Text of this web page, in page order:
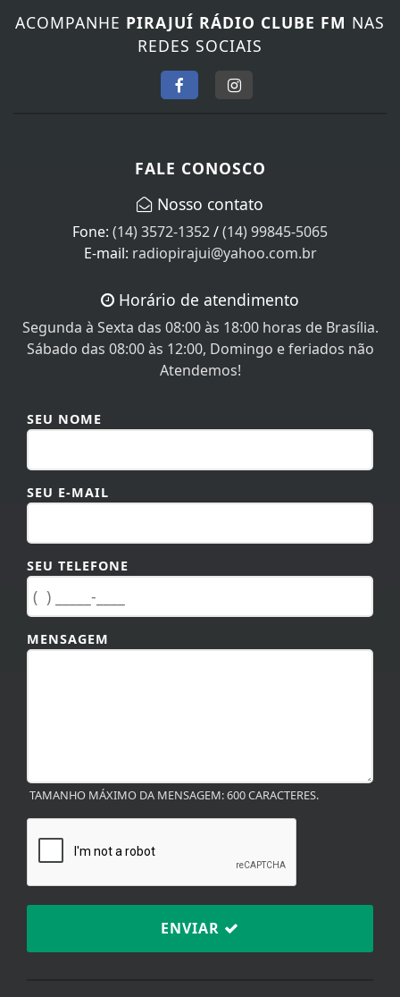
ACOMPANHE PIRAJUÍ RÁDIO CLUBE FM NAS
REDES SOCIAIS
FALE CONOSCO
Nosso contato
Fone: (14) 3572-1352/(14) 99845-5065
E-mail: radiopirajui@yahoo.com.br
Horário de atendimento
Segunda à Sexta das 08:00 às 18:00 horas de Brasília.
Sábado das 08:00 às 12:00, Domingo e feriados não
Atendemos!
SEU NOME
SEU E-MAIL
SEU TELEFONE
MENSAGEM
TAMANHO MÁXIMO DA MENSAGEM: 600 CARACTERES.
ENVIAR